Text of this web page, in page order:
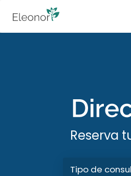
Reserva
Tipo de